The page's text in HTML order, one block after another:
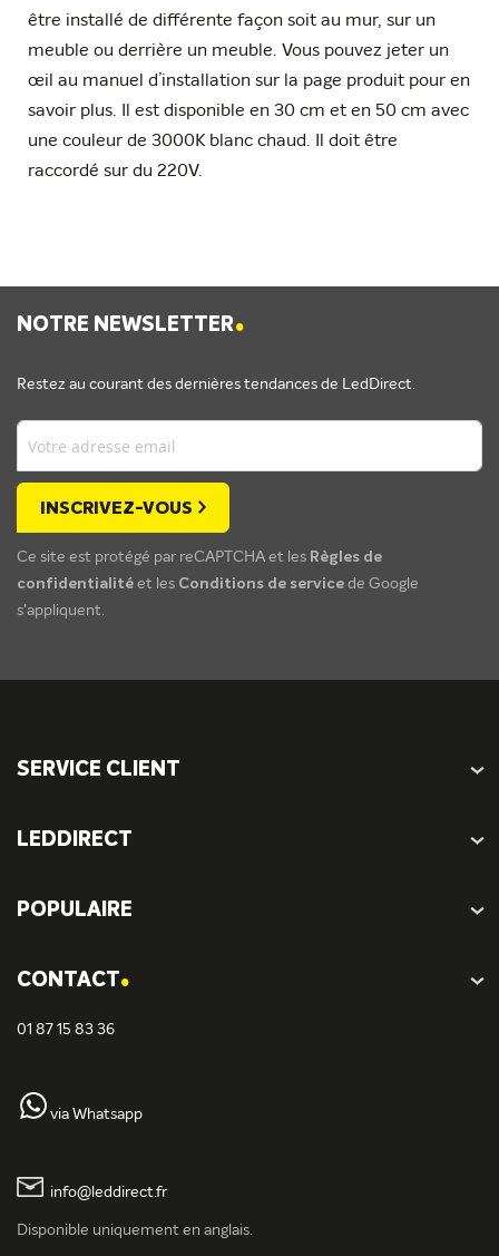
être installé de différente façon soit au mur, sur un
meuble ou derrière un meuble. Vous pouvez jeter un
œil au manuel d’installation sur la page produit pour en
savoir plus. Il est disponible en 30 cm et en 50 cm avec
une couleur de 3000K blanc chaud. Il doit être
raccordé sur du 220V.
NOTRE NEWSLETTER.
Restez au courant des dernières tendances de LedDirect.
INSCRIVEZ-VOUS
Ce site est protégé par reCAPTCHA et les Règles de
confidentialité et les Conditions de service de Google
s'appliquent.
SERVICE CLIENT
LEDDIRECT
POPULAIRE
CONTACT.
01 87 15 83 36
via Whatsapp
info@leddirect.fr
Disponible uniquement en anglais.